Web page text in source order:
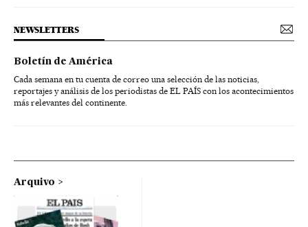
NEWSLETTERS
Boletín de América
Cada semana en tu cuenta de correo una selección de las noticias,
reportajes y análisis de los periodistas de EL PAÍS con los acontecimientos
más relevantes del continente.
Arquivo